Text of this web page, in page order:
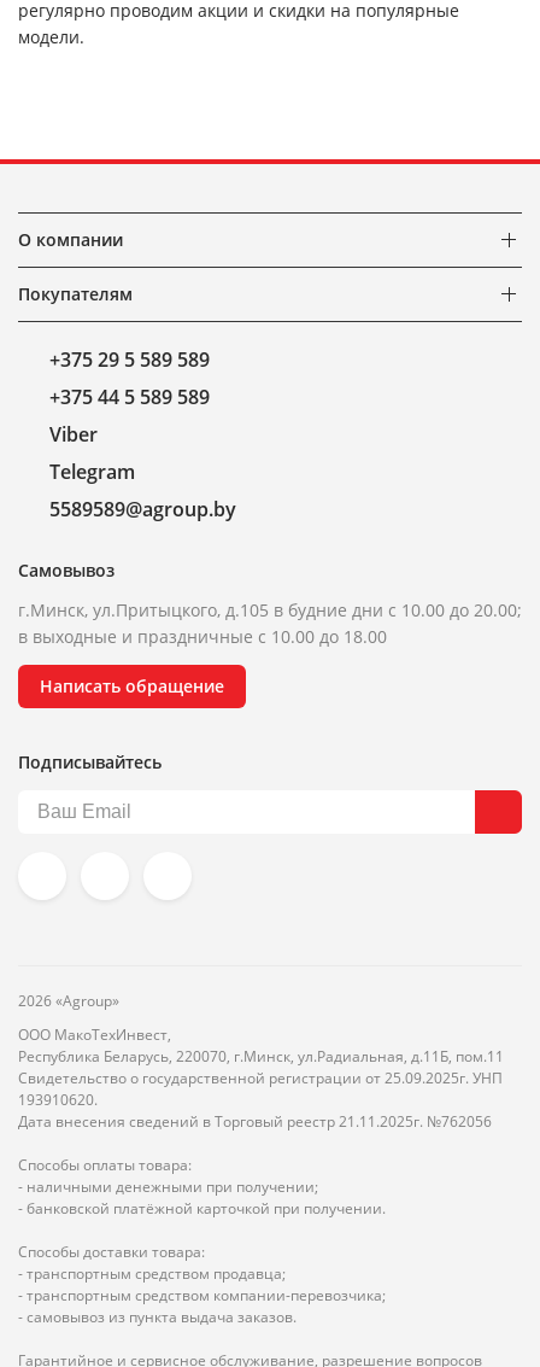
регулярно проводим акции и скидки на популярные
модели.
О компании
Покупателям
+375 29 5 589 589
+375 44 5 589 589
Viber
Telegram
5589589@agroup.by
Самовывоз
г.Минск, ул.Притыцкого, д.105 в будние дни с 10.00 до 20.00;
в выходные и праздничные с 10.00 до 18.00
Написать обращение
Подписывайтесь
2026 «Agroup»
ООО МакоТехИнвест,
Республика Беларусь, 220070, г.Минск, ул.Радиальная, д.11Б, пом.11
Свидетельство о государственной регистрации от 25.09.2025г. УНП
193910620.
Дата внесения сведений в Торговый реестр 21.11.2025г. №762056
Способы оплаты товара:
- наличными денежными при получении;
- банковской платёжной карточкой при получении.
Способы доставки товара:
- транспортным средством продавца;
- транспортным средством компании-перевозчика;
- самовывоз из пункта выдача заказов.
Гарантийное и сервисное обслуживание, разрешение вопросов